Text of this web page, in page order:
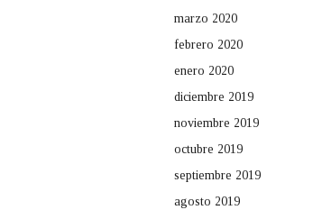
marzo 2020
febrero 2020
enero 2020
diciembre 2019
noviembre 2019
octubre 2019
septiembre 2019
agosto 2019